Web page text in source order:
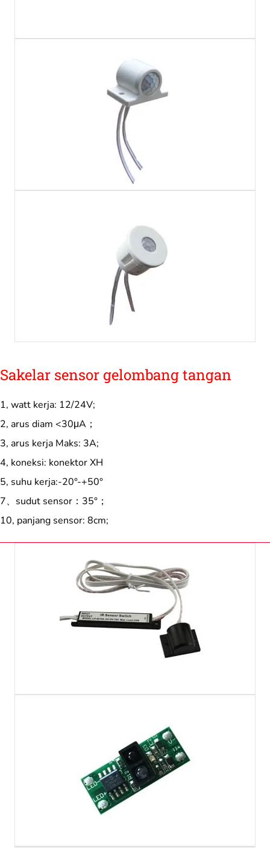
Sakelar sensor gelombang tangan
1, watt kerja: 12/24V;
2, arus diam <30μA；
3, arus kerja Maks: 3A;
4, koneksi: konektor XH
5, suhu kerja:-20°-+50°
7、sudut sensor：35°；
10, panjang sensor: 8cm;